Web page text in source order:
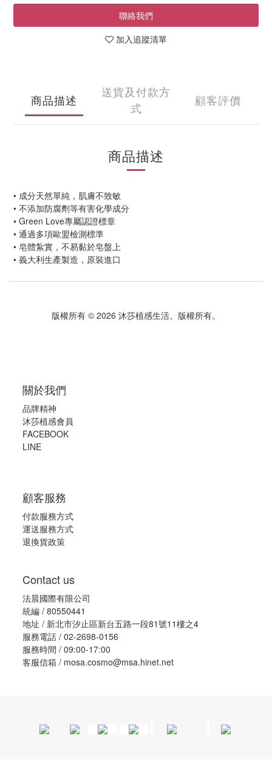
聯絡我們
加入追蹤清單
商品描述
送貨及付款方
式
顧客評價
商品描述
• 成分天然單純，肌膚不致敏
• 不添加防腐劑等有害化學成分
• Green Love專屬認證標章
• 通過多項歐盟檢測標準
• 皂體紮實，不易黏於皂盤上
• 義大利生產製造，原裝進口
版權所有 © 2026 沐莎植感生活。版權所有。
關於我們
品牌精神
沐莎植感會員
FACEBOOK
LINE
顧客服務
付款服務方式
運送服務方式
退換貨政策
Contact us
法晨國際有限公司
統編 / 80550441
地址 / 新北市汐止區新台五路一段81號11樓之4
服務電話 / 02-2698-0156
服務時間 / 09:00-17:00
客服信箱 / mosa.cosmo@msa.hinet.net